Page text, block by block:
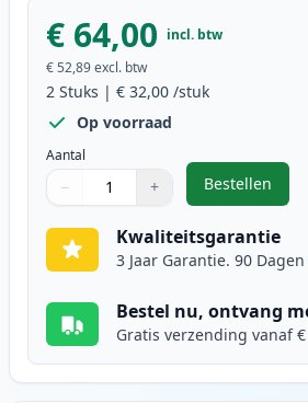
€ 64,00 incl. btw
€ 52,89excl. btw
2 Stuks | € 32,00 /stuk
Op voorraad
Aantal
Gebruik de knoppen om aan te
− +
1
Bestellen
,2 stuks
Kwaliteitsgarantie
3 Jaar Garantie. 90
Bestel nu, ontvang
Gratis verzending vanaf